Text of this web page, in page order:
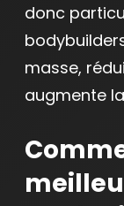
donc
masse,
augmente